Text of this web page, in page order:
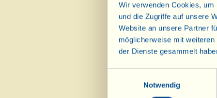
Wir verwenden Cookies,
und die Zugriffe auf unsere
Website an unsere Partner
möglicherweise mit
der Dienste gesammelt
Notwendig
etwa 50 g
etwas flach
hineinlegen.